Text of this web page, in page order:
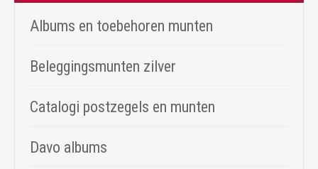
Albums en toebehoren munten
Beleggingsmunten zilver
Catalogi postzegels en munten
Davo albums